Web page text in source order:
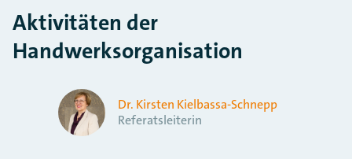
Aktivitäten der
Handwerksorganisation
Dr. Kirsten Kielbassa-Schnepp
Referatsleiterin